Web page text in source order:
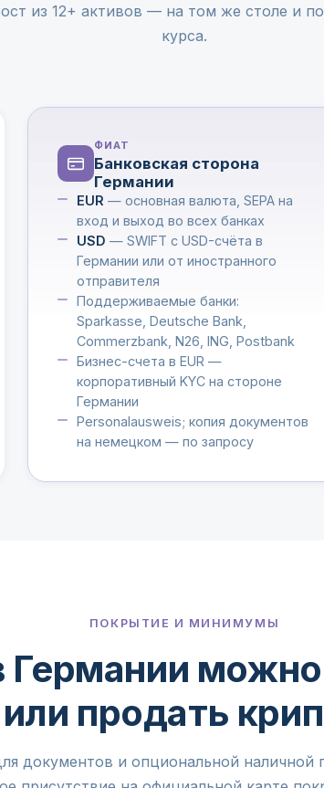
из 12+ активов — на том же столе и
курса.
ФИАТ
Банковская сторона
Германии
EUR — основная валюта, SEPA на
вход и выход во всех банках
USD — SWIFT с USD-счёта в
Германии или от иностранного
отправителя
Поддерживаемые банки:
Sparkasse, Deutsche Bank,
Commerzbank, N26, ING, Postbank
Бизнес-счета в EUR —
корпоративный KYC на стороне
Германии
Personalausweis; копия документов
на немецком — по запросу
ПОКРЫТИЕ И МИНИМУМЫ
Германии
или продать
документов и опциональной наличной